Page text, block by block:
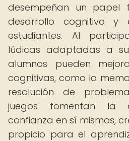
desempeñan un papel
desarrollo cognitivo y
estudiantes. Al
lúdicas adaptadas a
alumnos pueden
cognitivas, como la
resolución de
juegos fomentan la
confianza en sí mismos,
propicio para el